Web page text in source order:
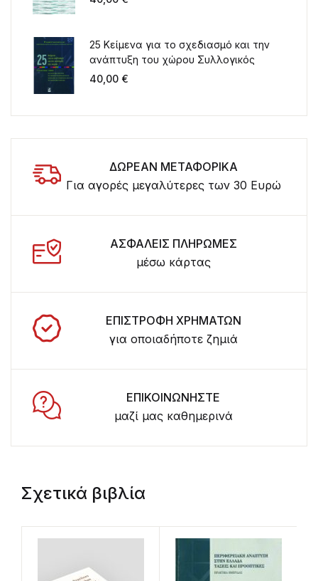
25 Κείμενα για το σχεδιασμό και την
ανάπτυξη του χώρου Συλλογικός
τόμος για τα 20 χρόνια λειτουργίας
40,00 €
ΔΩΡΕΑΝ ΜΕΤΑΦΟΡΙΚΑ
Για αγορές μεγαλύτερες των 30 Ευρώ
ΑΣΦΑΛΕΙΣ ΠΛΗΡΩΜΕΣ
μέσω κάρτας
ΕΠΙΣΤΡΟΦΗ ΧΡΗΜΑΤΩΝ
για οποιαδήποτε ζημιά
ΕΠΙΚΟΙΝΩΝΗΣΤΕ
μαζί μας καθημερινά
Σχετικά βιβλία